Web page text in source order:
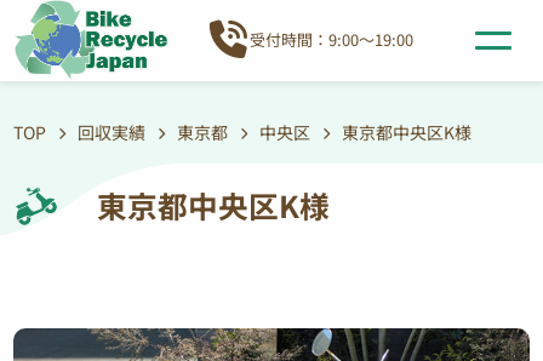
受付時間：9:00～19:00
TOP 回収実績 東京都 中央区 東京都中央区K様
東京都中央区K様